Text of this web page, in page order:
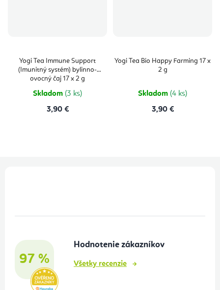
Yogi Tea Immune Support
(Imunitný systém) bylinno-
ovocný čaj 17 x 2 g
Skladom (3 ks)
3,90 €
Yogi Tea Bio Happy Farming 17 x
2 g
Skladom (4 ks)
3,90 €
97 %
Hodnotenie zákazníkov
Všetky recenzie